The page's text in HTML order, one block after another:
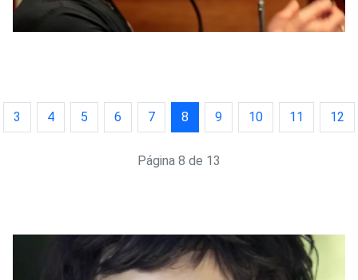
3 4 5 6 7 8 9 10 11 12
Página 8 de 13